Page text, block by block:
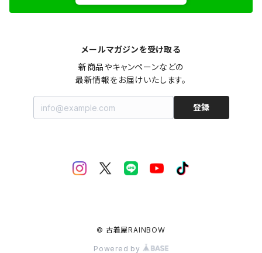
メールマガジンを受け取る
新商品やキャンペーンなどの
最新情報をお届けいたします。
登録
© 古着屋RAINBOW
Powered by